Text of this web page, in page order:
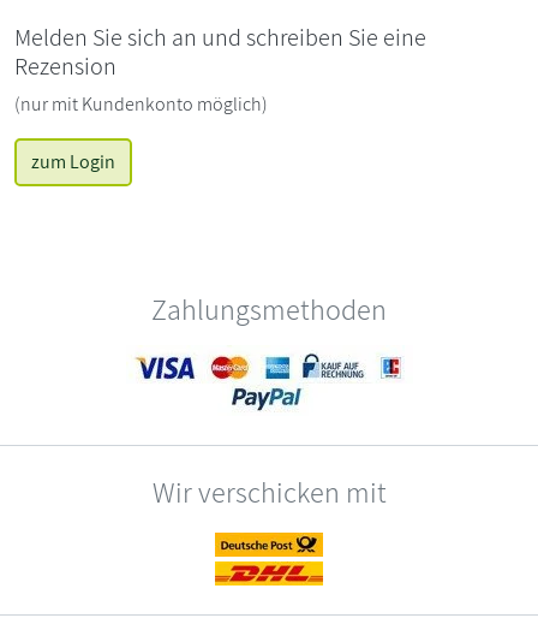
Melden Sie sich an und schreiben Sie eine
Rezension
(nur mit Kundenkonto möglich)
zum Login
Zahlungsmethoden
Wir verschicken mit